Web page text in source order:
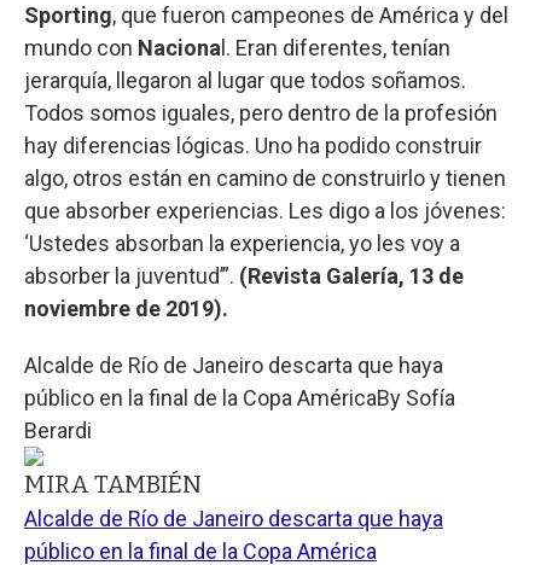
Sporting, que fueron campeones de América y del
mundo con Naciona l. Eran diferentes, tenían
jerarquía, llegaron al lugar que todos soñamos.
Todos somos iguales, pero dentro de la profesión
hay diferencias lógicas. Uno ha podido construir
algo, otros están en camino de construirlo y tienen
que absorber experiencias. Les digo a los jóvenes:
‘Ustedes absorban la experiencia, yo les voy a
absorber la juventud’”. (Revista Galería, 13 de
noviembre de 2019).
Alcalde de Río de Janeiro descarta que haya
público en la final de la Copa AméricaBy Sofía
Berardi
MIRA TAMBIÉN
Alcalde de Río de Janeiro descarta que haya
público en la final de la Copa América